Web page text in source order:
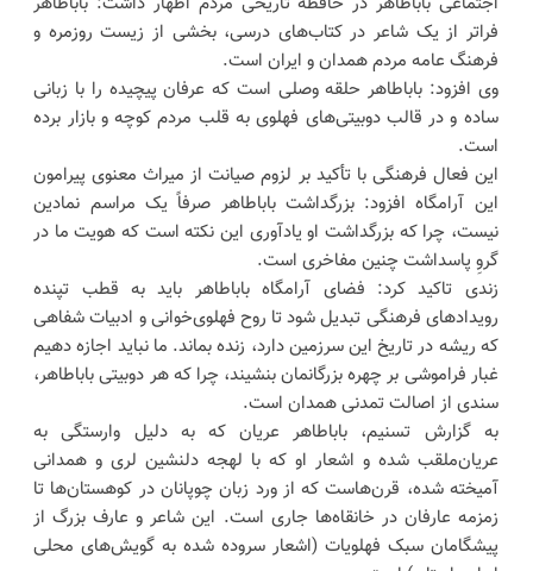
فراتر از یک شاعر در کتاب‌های درسی، بخشی از زیست روزمره و
فرهنگ عامه مردم همدان و ایران است.
وی افزود: باباطاهر حلقه وصلی است که عرفان پیچیده را با زبانی
ساده و در قالب دوبیتی‌های فهلوی به قلب مردم کوچه و بازار برده
است.
این فعال فرهنگی با تأکید بر لزوم صیانت از میراث معنوی پیرامون
این آرامگاه افزود: بزرگداشت باباطاهر صرفاً یک مراسم نمادین
نیست، چرا که بزرگداشت او یادآوری این نکته است که هویت ما در
گروِ پاسداشت چنین مفاخری است.
زندی تاکید کرد: فضای آرامگاه باباطاهر باید به قطب تپنده
رویدادهای فرهنگی تبدیل شود تا روح فهلوی‌خوانی و ادبیات شفاهی
که ریشه در تاریخ این سرزمین دارد، زنده بماند. ما نباید اجازه دهیم
غبار فراموشی بر چهره بزرگانمان بنشیند، چرا که هر دوبیتی باباطاهر،
سندی از اصالت تمدنی همدان است.
به گزارش تسنیم، باباطاهر عریان که به دلیل وارستگی به
عریان‌ملقب شده و اشعار او که با لهجه دلنشین لری و همدانی
آمیخته شده، قرن‌هاست که از ورد زبان چوپانان در کوهستان‌ها تا
زمزمه عارفان در خانقاه‌ها جاری است. این شاعر و عارف بزرگ از
پیشگامان سبک فهلویات (اشعار سروده شده به گویش‌های محلی